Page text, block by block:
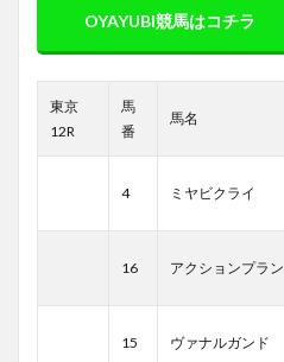
OYAYUBI競馬はコチラ
東京
12R
馬
番
馬名
4 ミヤビクライ
16 アクションプラン
15 ヴァナルガンド